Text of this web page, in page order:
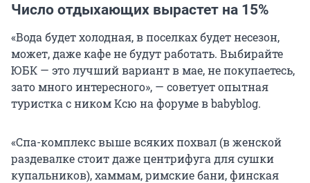
Число отдыхающих вырастет на 15%
«Вода будет холодная, в поселках будет несезон,
может, даже кафе не будут работать. Выбирайте
ЮБК — это лучший вариант в мае, не покупаетесь,
зато много интересного», — советует опытная
туристка с ником Ксю на форуме в babyblog.
«Спа-комплекс выше всяких похвал (в женской
раздевалке стоит даже центрифуга для сушки
купальников), хаммам, римские бани, финская